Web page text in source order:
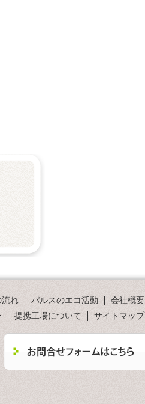
会社概要
パルスのエコ活動
流れ
サイトマップ
提携工場について